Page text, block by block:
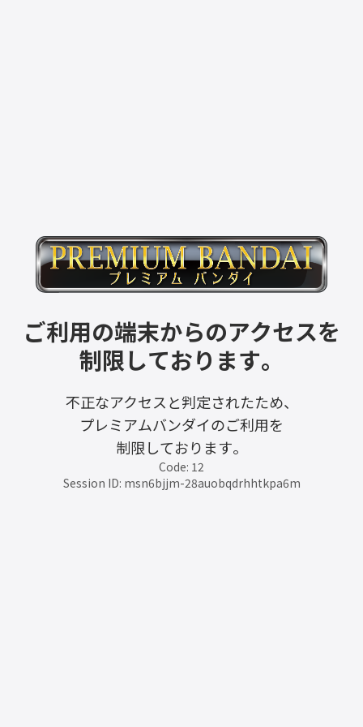
ご利用の端末からのアクセスを
制限しております。
不正なアクセスと判定されたため、
プレミアムバンダイのご利用を
制限しております。
Code: 12
Session ID: msn6bjjm-28auobqdrhhtkpa6m